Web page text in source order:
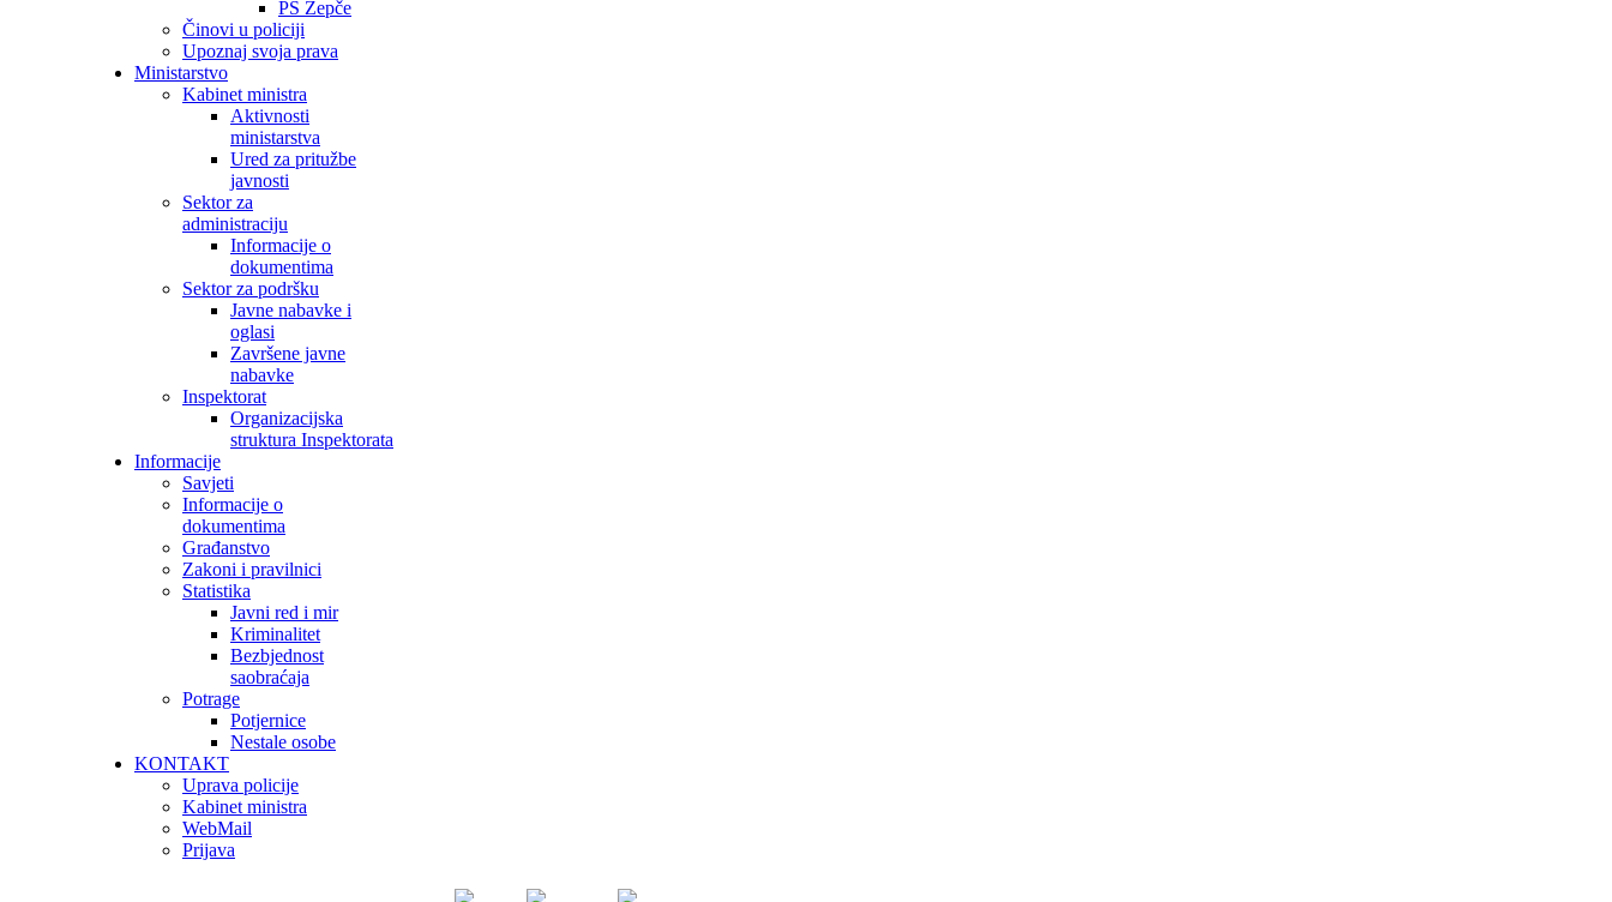
PS Žepče
Činovi u policiji
Upoznaj svoja prava
Ministarstvo
Kabinet ministra
Aktivnosti
ministarstva
Ured za pritužbe
javnosti
Sektor za
administraciju
Informacije o
dokumentima
Sektor za podršku
Javne nabavke i
oglasi
Završene javne
nabavke
Inspektorat
Organizacijska
struktura Inspektorata
Informacije
Savjeti
Informacije o
dokumentima
Građanstvo
Zakoni i pravilnici
Statistika
Javni red i mir
Kriminalitet
Bezbjednost
saobraćaja
Potrage
Potjernice
Nestale osobe
KONTAKT
Uprava policije
Kabinet ministra
WebMail
Prijava